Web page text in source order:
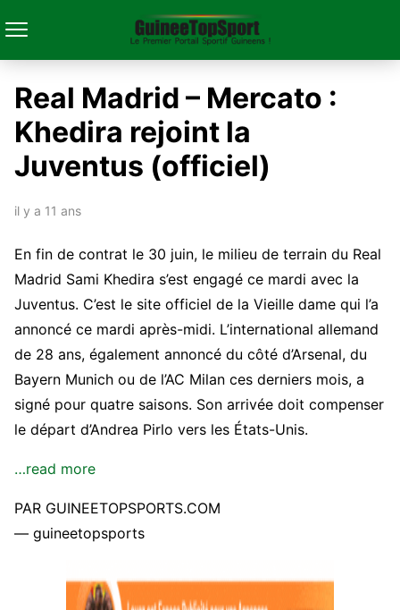
Real Madrid – Mercato :
Khedira rejoint la
Juventus (officiel)
il y a 11 ans
En fin de contrat le 30 juin, le milieu de terrain du Real
Madrid Sami Khedira s’est engagé ce mardi avec la
Juventus. C’est le site officiel de la Vieille dame qui l’a
annoncé ce mardi après-midi. L’international allemand
de 28 ans, également annoncé du côté d’Arsenal, du
Bayern Munich ou de l’AC Milan ces derniers mois, a
signé pour quatre saisons. Son arrivée doit compenser
le départ d’Andrea Pirlo vers les États-Unis.
…read more
PAR GUINEETOPSPORTS.COM
— guineetopsports